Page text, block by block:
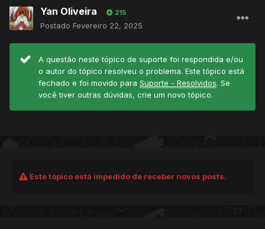
Yan Oliveira 215
Postado Fevereiro 22, 2025
A questão neste tópico de suporte foi respondida e/ou
o autor do tópico resolveu o problema. Este tópico está
fechado e foi movido para Suporte - Resolvidos. Se
você tiver outras dúvidas, crie um novo tópico.
Este tópico está impedido de receber novos posts.